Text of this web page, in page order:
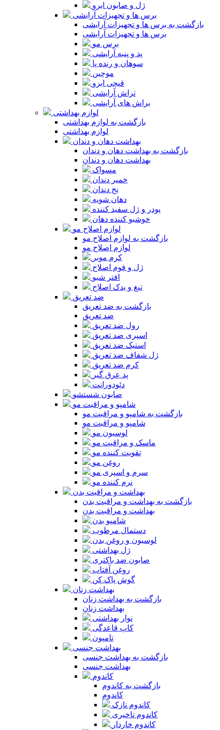
ژل و صابون ابرو
برس ها و تجهیزات آرایشی
بازگشت به برس ها و تجهیزات آرایشی
برس ها و تجهیزات آرایشی
برس مو
پد و پنبه آرایشی
سوهان و رنده پا
موچین
قیچی ابرو
تراش آرایشی
براش های آرایشی
لوازم بهداشتی
بازگشت به لوازم بهداشتی
لوازم بهداشتی
بهداشت دهان و دندان
بازگشت به بهداشت دهان و دندان
بهداشت دهان و دندان
مسواک
خمیر دندان
نخ دندان
دهان شویه
پودر و ژل سفید کننده
خوشبو کننده دهان
لوازم اصلاح مو
بازگشت به لوازم اصلاح مو
لوازم اصلاح مو
کرم موبر
ژل و فوم اصلاح
افتر شیو
تیغ و یدک اصلاح
ضد تعریق
بازگشت به ضد تعریق
ضد تعریق
رول ضد تعریق
اسپری ضد تعریق
استیک ضد تعریق
ژل شفاف ضد تعریق
کرم ضد تعریق
پد عرق گیر
دئودورانت
صابون شستشو
شامپو و مراقبت مو
بازگشت به شامپو و مراقبت مو
شامپو و مراقبت مو
لوسیون مو
ماسک و مراقبت مو
تقویت کننده مو
روغن مو
سرم و اسپری مو
نرم کننده مو
بهداشت و مراقبت بدن
بازگشت به بهداشت و مراقبت بدن
بهداشت و مراقبت بدن
شامپو بدن
دستمال مرطوب
لوسیون و روغن بدن
ژل بهداشتی
صابون ضد باکتری
روغن آفتاب
گوش پاک کن
بهداشت زنان
بازگشت به بهداشت زنان
بهداشت زنان
نوار بهداشتی
کاپ قاعدگی
تامپون
بهداشت جنسی
بازگشت به بهداشت جنسی
بهداشت جنسی
کاندوم
بازگشت به کاندوم
کاندوم
کاندوم نازک
کاندوم تاخیری
کاندوم خاردار